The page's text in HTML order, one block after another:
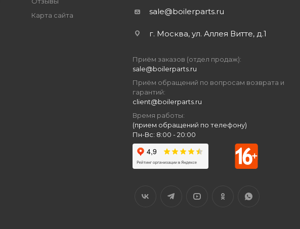
Карта сайта
sale@boilerparts.ru
г. Москва, ул. Аллея Витте, д.1
Приём заказов (отдел продаж):
sale@boilerparts.ru
Приём обращений по вопросам возврата и
гарантий:
client@boilerparts.ru
Время работы:
(прием обращений по телефону)
Пн-Вс: 8:00 - 20:00